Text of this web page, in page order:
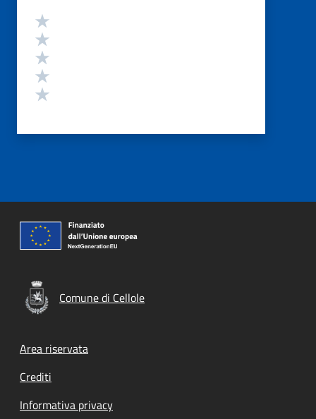
Valutazione
Comune di Cellole
Footer menu
Area riservata
Crediti
Informativa privacy